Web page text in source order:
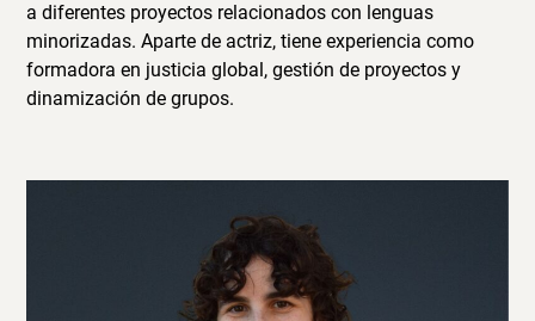
a diferentes proyectos relacionados con lenguas
minorizadas. Aparte de actriz, tiene experiencia como
formadora en justicia global, gestión de proyectos y
dinamización de grupos.